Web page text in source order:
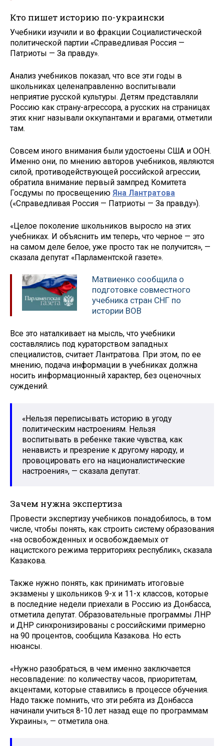
Кто пишет историю по-украински
Учебники изучили и во фракции Социалистической
политической партии «Справедливая Россия —
Патриоты — За правду».
Анализ учебников показал, что все эти годы в
школьниках целенаправленно воспитывали
неприятие русской культуры. Детям представляли
Россию как страну-агрессора, а русских на страницах
этих книг называли оккупантами и врагами, отметили
там.
Совсем иного внимания были удостоены США и ООН.
Именно они, по мнению авторов учебников, являются
силой, противодействующей российской агрессии,
обратила внимание первый зампред Комитета
Госдумы по просвещению Яна Лантратова
(«Справедливая Россия — Патриоты — За правду»).
«Целое поколение школьников выросло на этих
учебниках. И объяснить им теперь, что черное — это
на самом деле белое, уже просто так не получится», —
сказала депутат «Парламентской газете».
Матвиенко сообщила о
подготовке совместного
учебника стран СНГ по
истории ВОВ
Все это наталкивает на мысль, что учебники
составлялись под кураторством западных
специалистов, считает Лантратова. При этом, по ее
мнению, подача информации в учебниках должна
носить информационный характер, без оценочных
суждений.
«Нельзя переписывать историю в угоду
политическим настроениям. Нельзя
воспитывать в ребенке такие чувства, как
ненависть и презрение к другому народу, и
провоцировать его на националистические
настроения», — сказала депутат.
Зачем нужна экспертиза
Провести экспертизу учебников понадобилось, в том
числе, чтобы понять, как строить систему образования
«на освобожденных и освобождаемых от
нацистского режима территориях республик», сказала
Казакова.
Также нужно понять, как принимать итоговые
экзамены у школьников 9-х и 11-х классов, которые
в последние недели приехали в Россию из Донбасса,
отметила депутат. Образовательные программы ЛНР
и ДНР синхронизированы с российскими примерно
на 90 процентов, сообщила Казакова. Но есть
нюансы.
«Нужно разобраться, в чем именно заключается
несовпадение: по количеству часов, приоритетам,
акцентами, которые ставились в процессе обучения.
Надо также помнить, что эти ребята из Донбасса
начинали учиться 8-10 лет назад еще по программам
Украины», — отметила она.